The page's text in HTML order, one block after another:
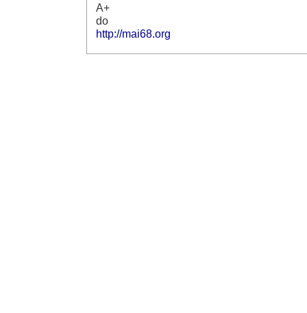
A+
do
http://mai68.org